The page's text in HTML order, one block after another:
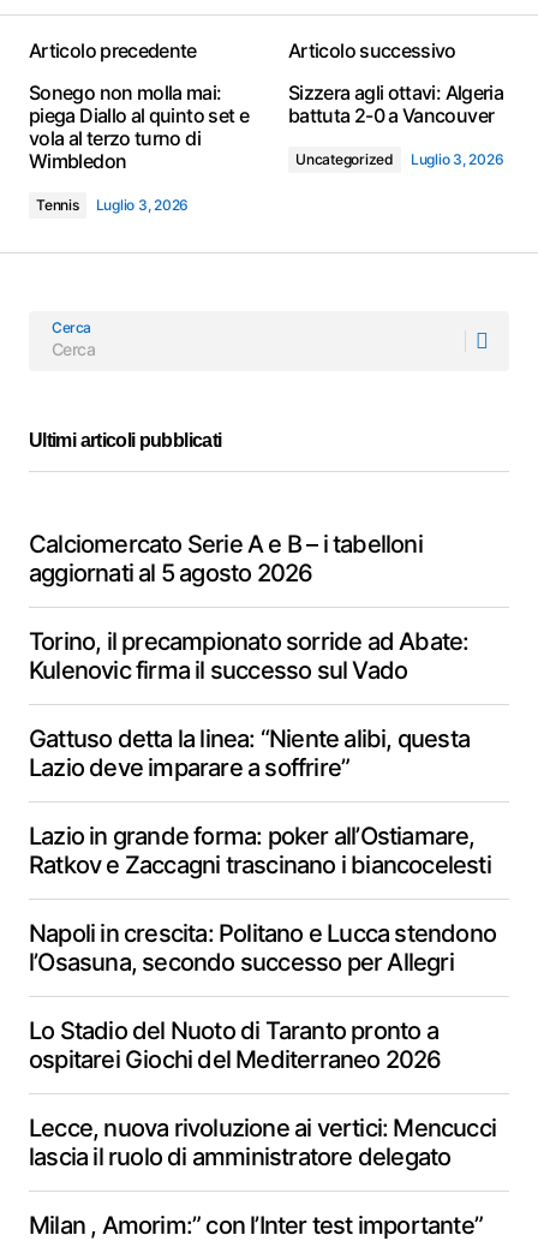
Articolo precedente
Sonego non molla mai:
piega Diallo al quinto set e
vola al terzo turno di
Wimbledon
Tennis Luglio 3, 2026
Articolo successivo
Sizzera agli ottavi: Algeria
battuta 2-0 a Vancouver
Uncategorized Luglio 3, 2026
Cerca
Ultimi articoli pubblicati
Calciomercato Serie A e B – i tabelloni
aggiornati al 5 agosto 2026
Torino, il precampionato sorride ad Abate:
Kulenovic firma il successo sul Vado
Gattuso detta la linea: “Niente alibi, questa
Lazio deve imparare a soffrire”
Lazio in grande forma: poker all’Ostiamare,
Ratkov e Zaccagni trascinano i biancocelesti
Napoli in crescita: Politano e Lucca stendono
l’Osasuna, secondo successo per Allegri
Lo Stadio del Nuoto di Taranto pronto a
ospitarei Giochi del Mediterraneo 2026
Lecce, nuova rivoluzione ai vertici: Mencucci
lascia il ruolo di amministratore delegato
Milan , Amorim:” con l’Inter test importante”